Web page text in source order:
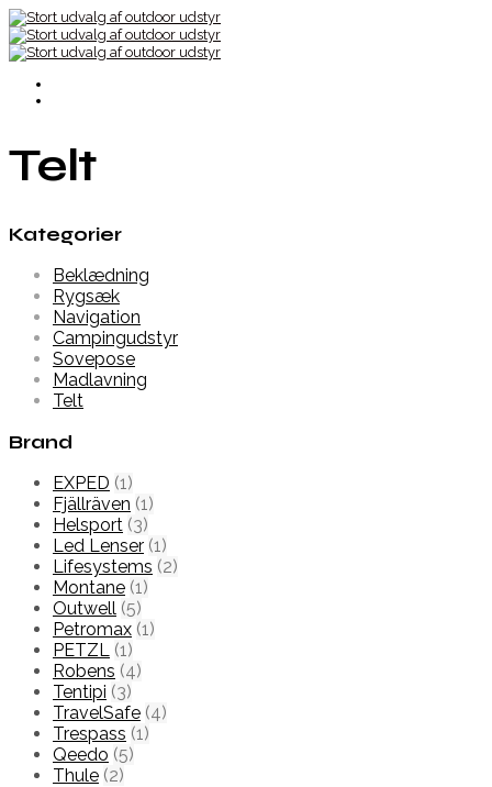
Telt
Kategorier
Beklædning
Rygsæk
Navigation
Campingudstyr
Sovepose
Madlavning
Telt
Brand
EXPED (1)
Fjällräven (1)
Helsport (3)
Led Lenser (1)
Lifesystems (2)
Montane (1)
Outwell (5)
Petromax (1)
PETZL (1)
Robens (4)
Tentipi (3)
TravelSafe (4)
Trespass (1)
Qeedo (5)
Thule (2)